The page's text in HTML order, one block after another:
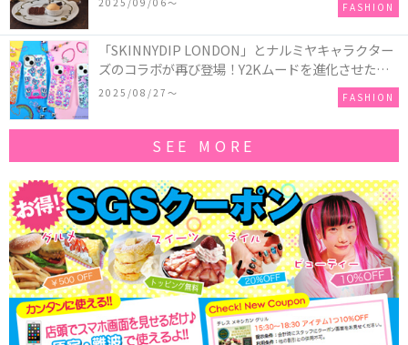
「かぼちゃのオバケーキプレート」も登場
FASHION
「SKINNYDIP LONDON」とナルミヤキャラクター
ズのコラボが再び登場！Y2Kムードを進化させた新
作コレクションを発売♪
2025/08/27〜 FASHION
SEE MORE